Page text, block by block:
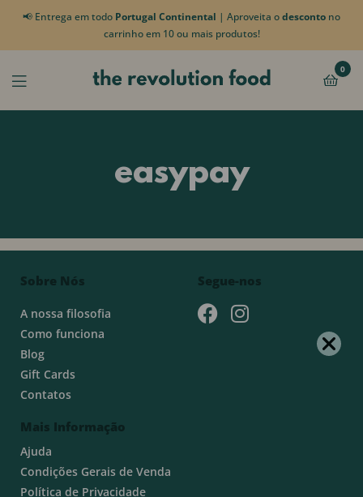
📢 Entrega em todo Portugal Continental | Aproveita odesconto no
carrinho em 10 ou mais produtos!
0
easypay
Sobre Nós
A nossa filosofia
Como funciona
Blog
Gift Cards
Contatos
Mais Informação
Ajuda
Condições Gerais de Venda
Política de Privacidade
Segue-nos